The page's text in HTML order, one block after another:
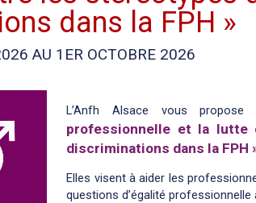
dans la FPH »
AU 1ER OCTOBRE 2026
L’Anfh Alsace vous
professionnelle et la lutte
discriminations dans la FPH
Elles visent à aider les
questions d’égalité professionnelle